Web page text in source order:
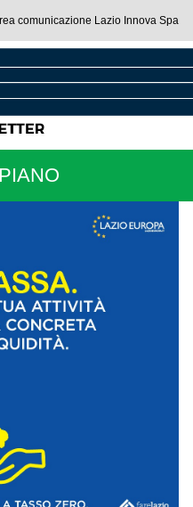
comunicazione Lazio Innova Spa